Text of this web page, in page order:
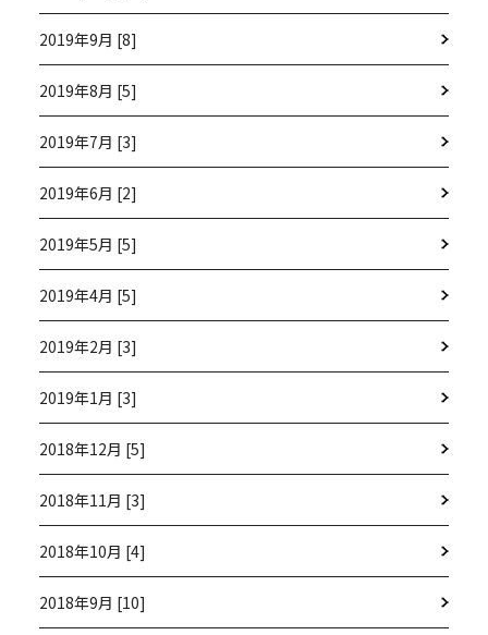
2019年9月 [8]
2019年8月 [5]
2019年7月 [3]
2019年6月 [2]
2019年5月 [5]
2019年4月 [5]
2019年2月 [3]
2019年1月 [3]
2018年12月 [5]
2018年11月 [3]
2018年10月 [4]
2018年9月 [10]